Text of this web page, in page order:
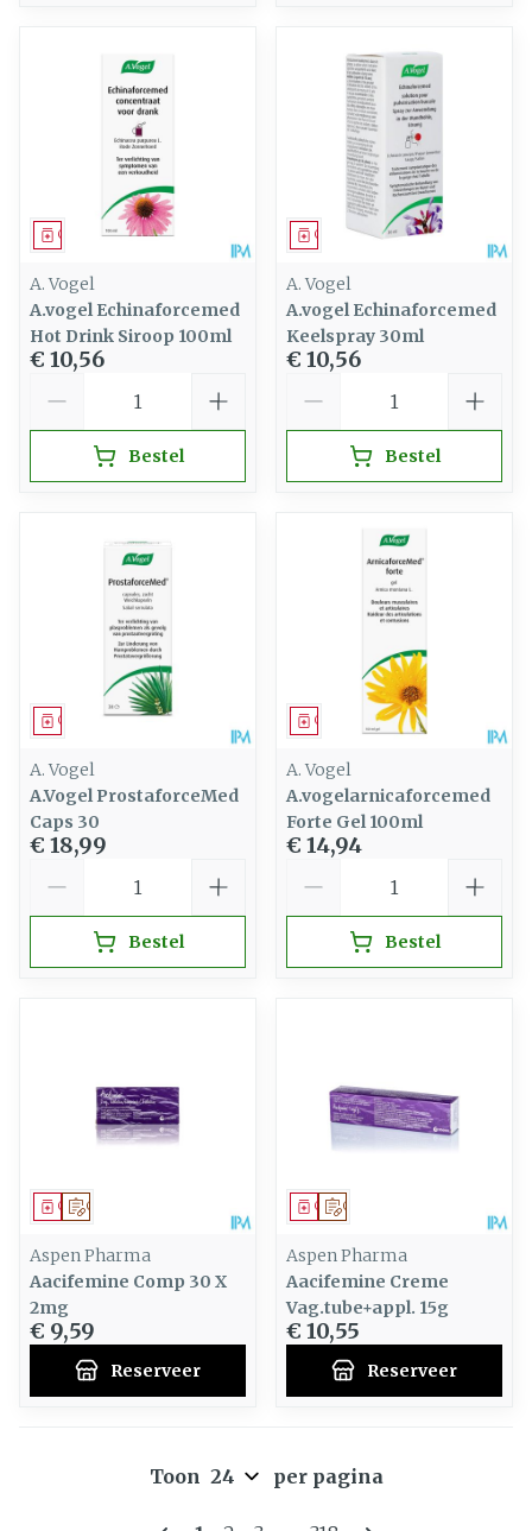
Geneesmiddel
A. Vogel
A.vogel Echinaforcemed
Hot Drink Siroop 100ml
€ 10,56
Bestel
Geneesmiddel
A. Vogel
A.vogel Echinaforcemed
Keelspray 30ml
€ 10,56
Bestel
Geneesmiddel
A. Vogel
A.Vogel ProstaforceMed
Caps 30
€ 18,99
Bestel
Geneesmiddel
A. Vogel
A.vogelarnicaforcemed
Forte Gel 100ml
€ 14,94
Bestel
Op voorschrift
Geneesmiddel
Aspen Pharma
Aacifemine Comp 30 X
2mg
€ 9,59
Reserveer
Op voorschrift
Geneesmiddel
Aspen Pharma
Aacifemine Creme
Vag.tube+appl. 15g
€ 10,55
Reserveer
Pagina's
Toon per pagina